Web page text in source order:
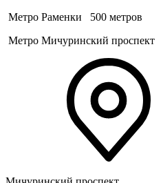
Метро Раменки
500 метров
Метро Мичуринский проспект